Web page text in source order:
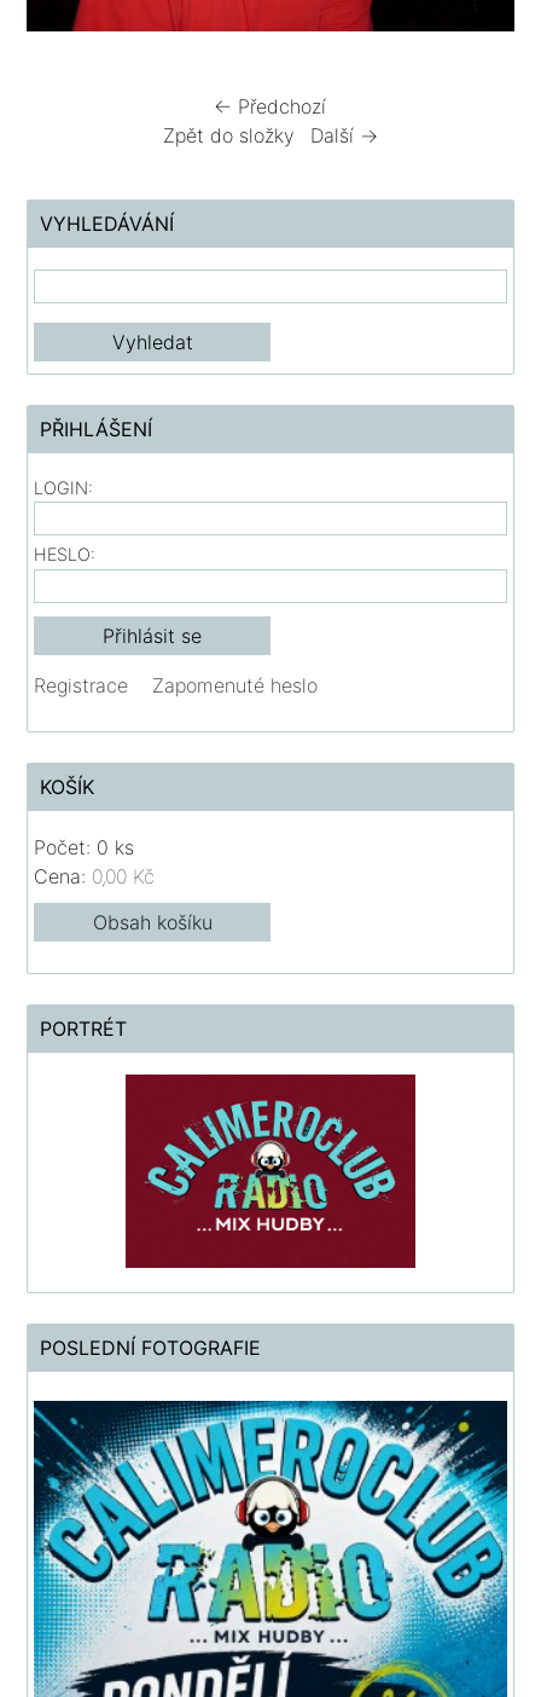
← Předchozí
Zpět do složky
Další →
VYHLEDÁVÁNÍ
PŘIHLÁŠENÍ
LOGIN:
HESLO:
Registrace Zapomenuté heslo
KOŠÍK
Počet: 0 ks
Cena: 0,00 Kč
Obsah košíku
PORTRÉT
POSLEDNÍ FOTOGRAFIE